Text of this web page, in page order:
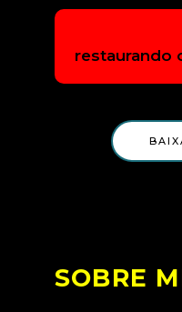
restaurando
SOBRE